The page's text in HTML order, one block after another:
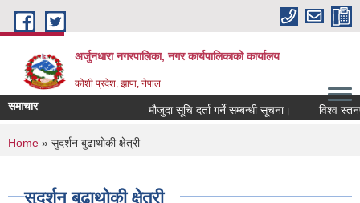
Skip to main content
अर्जुनधारा नगरपालिका, नगर कार्यपालिकाको कार्यालय
कोशी प्रदेश, झापा, नेपाल
समाचार मौजुदा सूचि दर्ता गर्ने सम्बन्धी सूचना। विश्व
You are here
Home » सुदर्शन बुढाथोकी क्षेत्री
सुदर्शन बुढाथोकी क्षेत्री